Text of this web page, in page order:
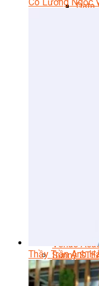
Data
Lập
3D
Mỹ
Mỹ
Hội
Venus
Sunny
Trại
Trại
Thầy Trần Anh